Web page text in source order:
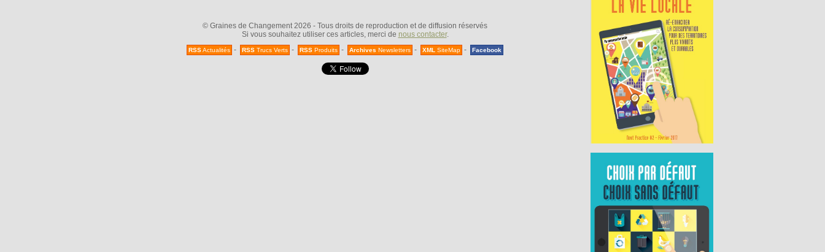
© Graines de Changement 2026 - Tous droits de reproduction et de diffusion réservés
Si vous souhaitez utiliser ces articles, merci de nous contacter.
RSSActualités - RSS Trucs Verts - RSS Produits - Archives Newsletters - XML SiteMap - Facebook